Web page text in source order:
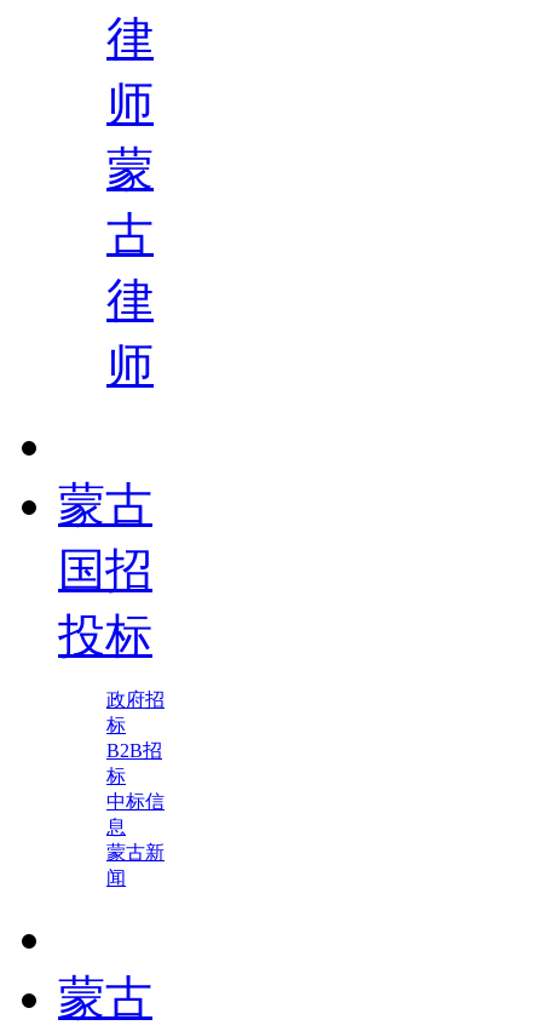
律
师
蒙
古
律
师
蒙古
国招
投标
政府招
标
B2B招
标
中标信
息
蒙古新
闻
蒙古